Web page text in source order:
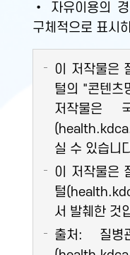
• 자유이용의
구체적으로 표시
이 저작물은
털의 "콘텐츠
저작물은
실 수 있습니
이 저작물은
털
서 발췌한 것
출처: 질병